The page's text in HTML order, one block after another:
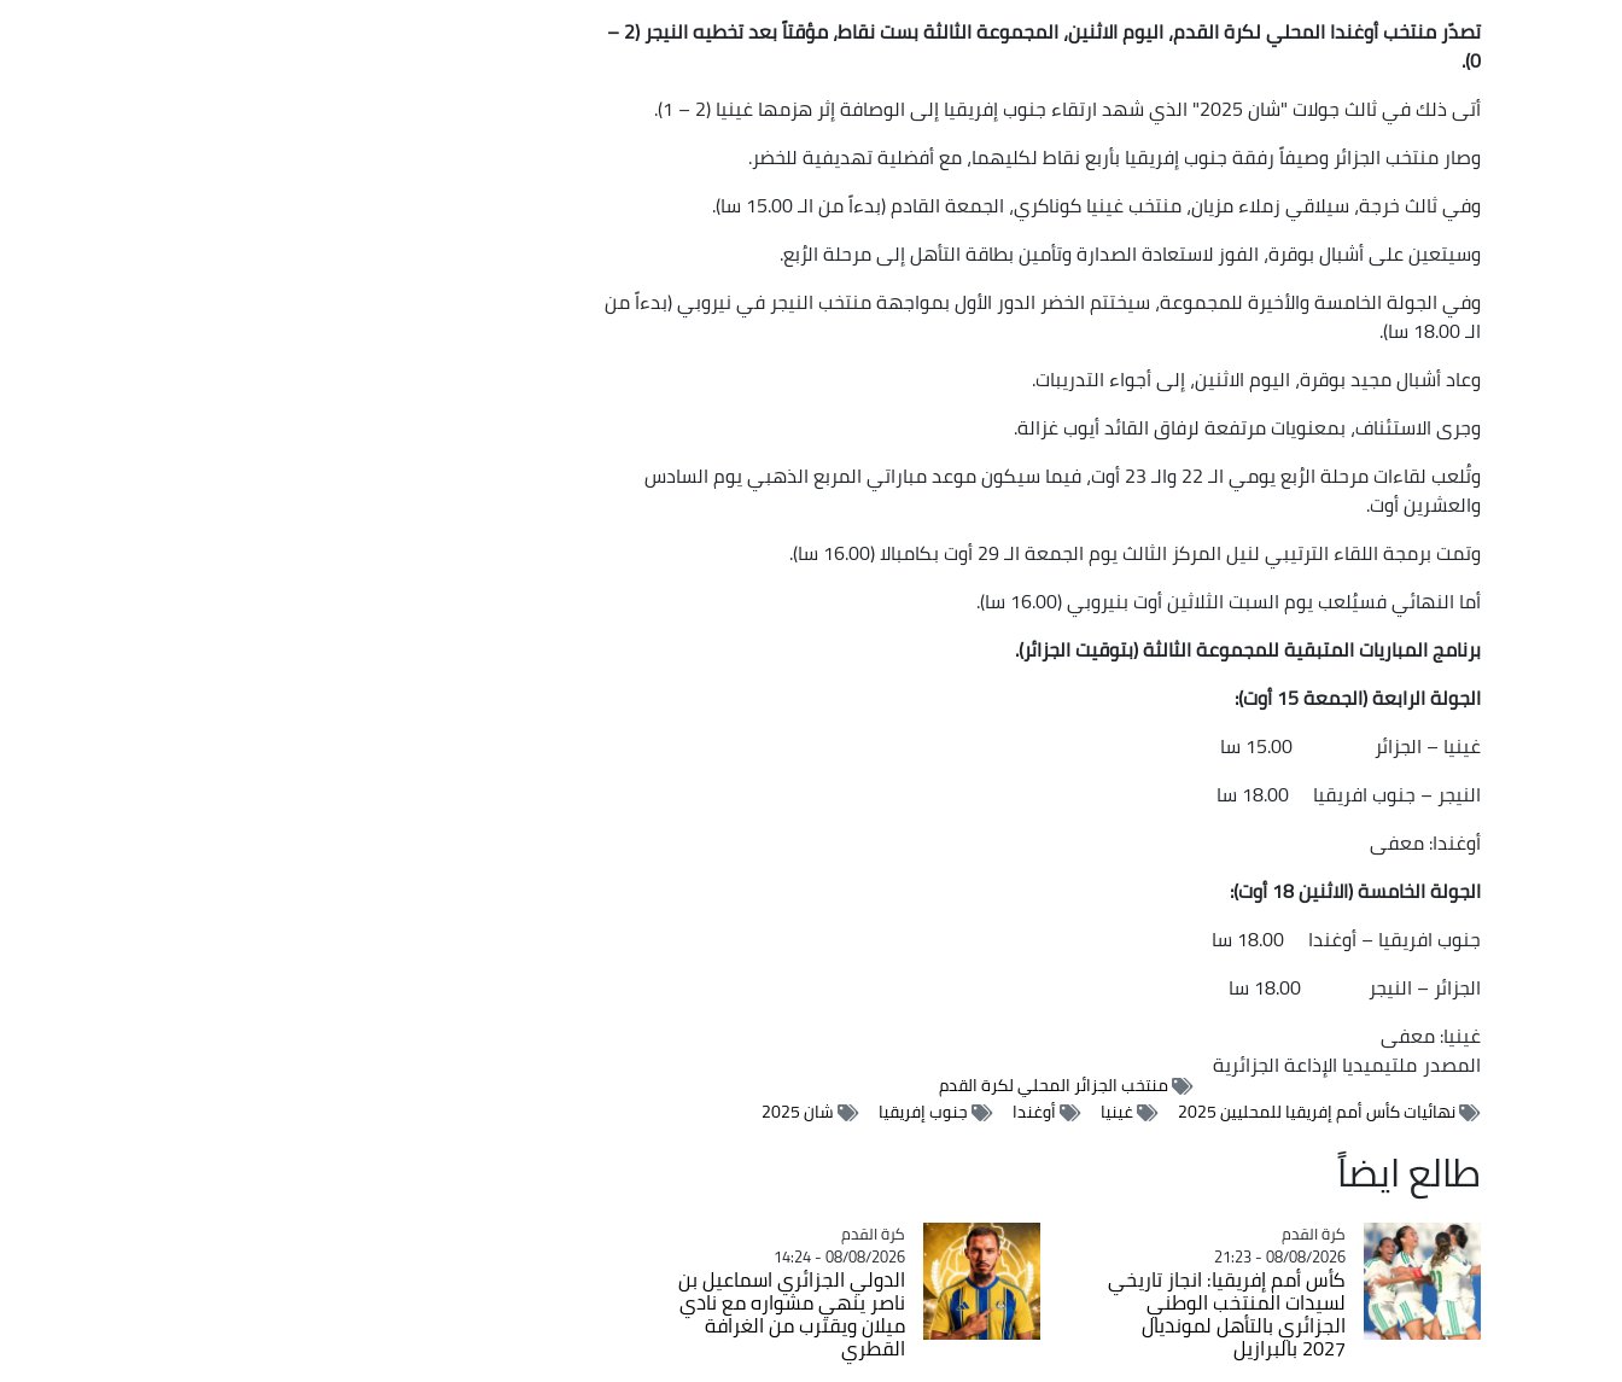
تصدّر منتخب أوغندا المحلي لكرة القدم، اليوم الاثنين، المجموعة الثالثة بست نقاط، مؤقتاً بعد تخطيه النيجر (2 –
0).
أتى ذلك في ثالث جولات "شان 2025" الذي شهد ارتقاء جنوب إفريقيا إلى الوصافة إثر هزمها غينيا (2 – 1).
وصار منتخب الجزائر وصيفاً رفقة جنوب إفريقيا بأربع نقاط لكليهما، مع أفضلية تهديفية للخضر.
وفي ثالث خرجة، سيلاقي زملاء مزيان، منتخب غينيا كوناكري، الجمعة القادم (بدءاً من الـ 15.00 سا).
وسيتعين على أشبال بوقرة، الفوز لاستعادة الصدارة وتأمين بطاقة التأهل إلى مرحلة الرُبع.
وفي الجولة الخامسة والأخيرة للمجموعة، سيختتم الخضر الدور الأول بمواجهة منتخب النيجر في نيروبي (بدءاً من
الـ 18.00 سا).
وعاد أشبال مجيد بوقرة، اليوم الاثنين، إلى أجواء التدريبات.
وجرى الاستئناف، بمعنويات مرتفعة لرفاق القائد أيوب غزالة.
وتُلعب لقاءات مرحلة الرُبع يومي الـ 22 والـ 23 أوت، فيما سيكون موعد مباراتي المربع الذهبي يوم السادس
والعشرين أوت.
وتمت برمجة اللقاء الترتيبي لنيل المركز الثالث يوم الجمعة الـ 29 أوت بكامبالا (16.00 سا).
أما النهائي فسيُلعب يوم السبت الثلاثين أوت بنيروبي (16.00 سا).
برنامج المباريات المتبقية للمجموعة الثالثة (بتوقيت الجزائر).
الجولة الرابعة (الجمعة 15 أوت):
غينيا – الجزائر 15.00 سا
النيجر – جنوب افريقيا 18.00 سا
أوغندا: معفى
الجولة الخامسة (الاثنين 18 أوت):
جنوب افريقيا – أوغندا 18.00 سا
الجزائر – النيجر 18.00 سا
غينيا: معفى
المصدر ملتيميديا الإذاعة الجزائرية
منتخب الجزائر المحلي لكرة القدم
نهائيات كأس أمم إفريقيا للمحليين 2025
غينيا أوغندا جنوب إفريقيا شان 2025
طالع ايضاً
Catégorie
كرة القدم
08/08/2026 - 21:23
كأس أمم إفريقيا: انجاز تاريخي
لسيدات المنتخب الوطني
الجزائري بالتأهل لمونديال
2027 بالبرازيل
Catégorie
كرة القدم
08/08/2026 - 14:24
الدولي الجزائري اسماعيل بن
ناصر ينهي مشواره مع نادي
ميلان ويقترب من الغرافة
القطري